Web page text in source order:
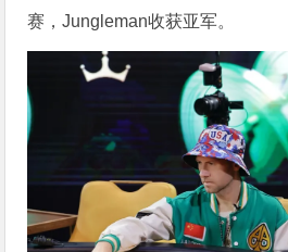
赛，Jungleman收获亚军。